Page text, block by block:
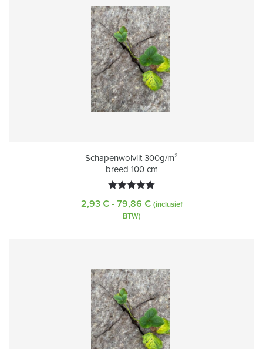
Schapenwolvilt 300g/m²
breed 100 cm
5.00uit 5
2,93 € - 79,86 €Prijsklasse:
(inclusief
BTW)